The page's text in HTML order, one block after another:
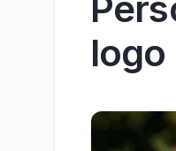
logo